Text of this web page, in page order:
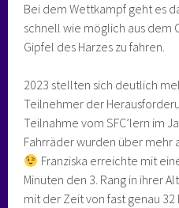
Bei dem Wettkampf geht es
schnell wie möglich aus dem
Gipfel des Harzes zu fahren.
2023 stellten sich deutlich
Teilnehmer der
Teilnahme vom SFC’lern im
Fahrräder wurden über mehr
Franziska erreichte mit
Minuten den 3. Rang in ihrer
mit der Zeit von fast genau 32